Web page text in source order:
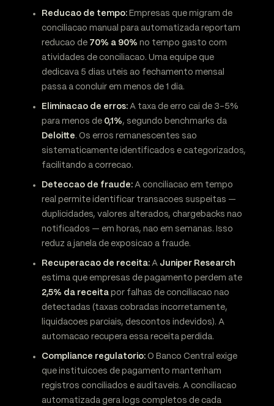
Reducao de tempo: Empresas que migram de
conciliacao manual para automatizada reportam
reducao de 70% a 90% no tempo gasto com
atividades de conciliacao. Uma equipe que
dedicava 5 dias uteis ao fechamento mensal
passa a concluir em menos de 1 dia.
Eliminacao de erros: A taxa de erro cai de 3-5%
para menos de 0,1%, segundo benchmarks da
Deloitte. Os erros remanescentes sao
sistematicamente identificados e categorizados,
facilitando a correcao.
Deteccao de fraude: A conciliacao em tempo
real permite identificar transacoes suspeitas —
duplicidades, valores alterados, chargebacks nao
notificados — em horas, nao em semanas. Isso
reduz a janela de exposicao a fraude.
Recuperacao de receita: A Juniper Research
estima que empresas de pagamento perdem ate
2,5% da receita por falhas de conciliacao nao
detectadas (taxas cobradas incorretamente,
liquidacoes parciais, descontos indevidos). A
automacao recupera essa receita perdida.
Compliance regulatorio: O Banco Central exige
que instituicoes de pagamento mantenham
registros conciliados e auditaveis. A conciliacao
automatizada gera logs completos de cada